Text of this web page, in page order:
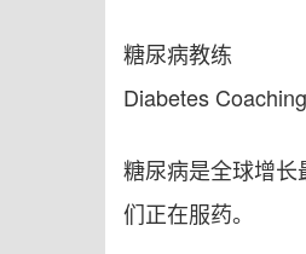
糖尿病教练
Diabetes Coaching
糖尿病是全球增
们正在服药。